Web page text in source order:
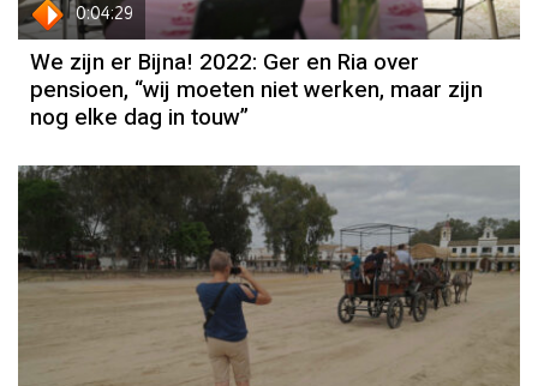
0:04:29
We zijn er Bijna! 2022: Ger en Ria over
pensioen, “wij moeten niet werken, maar zijn
nog elke dag in touw”